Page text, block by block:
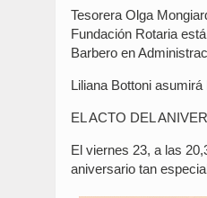
Tesorera Olga
Fundación Rotaria
Barbero en
Liliana Bottoni
EL ACTO DEL
El viernes 23, a las
aniversario tan